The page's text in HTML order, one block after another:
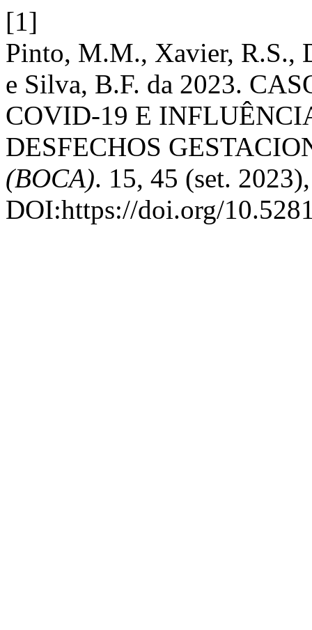
[1]
Pinto, M.M., Xavier, R.S.,
e Silva, B.F. da 2023.
COVID-19 E
DESFECHOS
(BOCA). 15, 45 (set.
DOI:https://doi.org/